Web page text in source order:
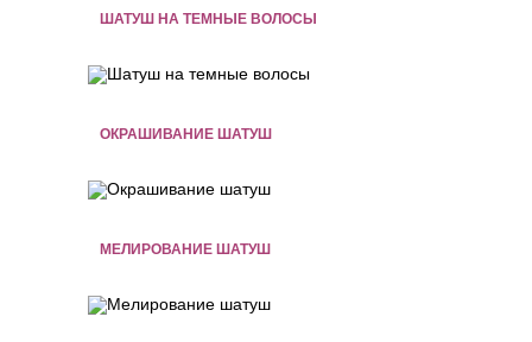
ШАТУШ НА ТЕМНЫЕ ВОЛОСЫ
ОКРАШИВАНИЕ ШАТУШ
МЕЛИРОВАНИЕ ШАТУШ